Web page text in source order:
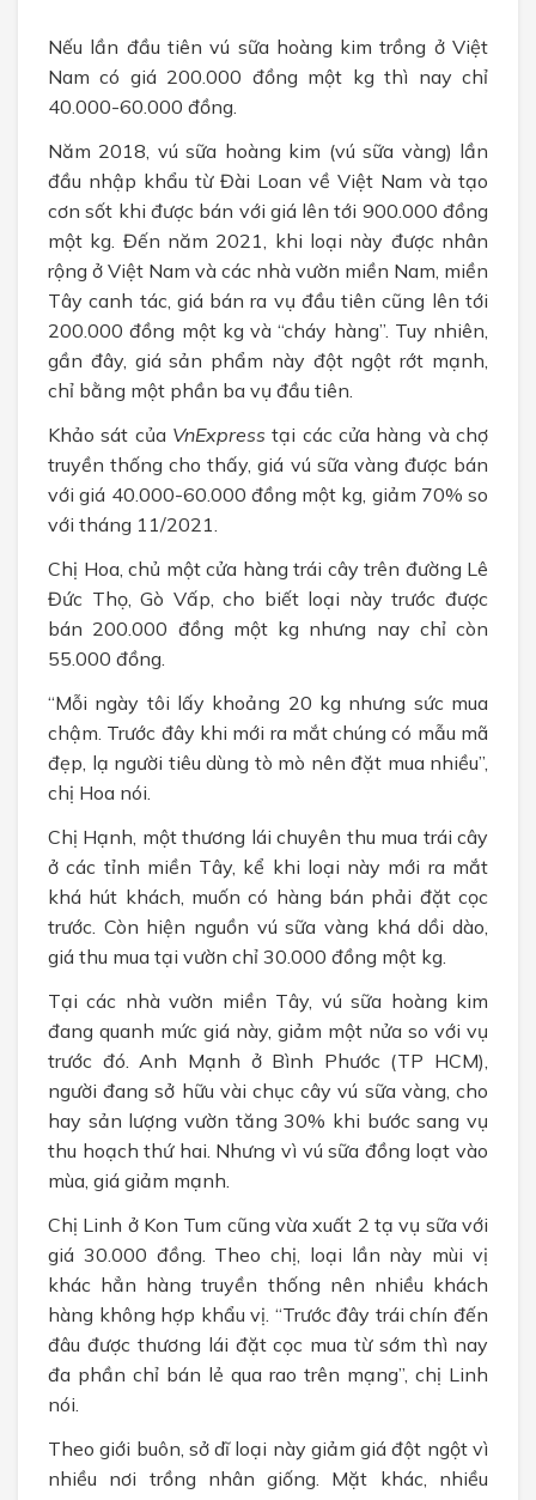
TUYỂN DỤNG
Nếu lần đầu tiên vú sữa hoàng kim trồng ở Việt
Nam có giá 200.000 đồng một kg thì nay chỉ
40.000-60.000 đồng.
Năm 2018, vú sữa hoàng kim (vú sữa vàng) lần
đầu nhập khẩu từ Đài Loan về Việt Nam và tạo
cơn sốt khi được bán với giá lên tới 900.000 đồng
một kg. Đến năm 2021, khi loại này được nhân
rộng ở Việt Nam và các nhà vườn miền Nam, miền
Tây canh tác, giá bán ra vụ đầu tiên cũng lên tới
200.000 đồng một kg và “cháy hàng”. Tuy nhiên,
gần đây, giá sản phẩm này đột ngột rớt mạnh,
chỉ bằng một phần ba vụ đầu tiên.
Khảo sát của VnExpresstại các cửa hàng và chợ
truyền thống cho thấy, giá vú sữa vàng được bán
với giá 40.000-60.000 đồng một kg, giảm 70% so
với tháng 11/2021.
Chị Hoa, chủ một cửa hàng trái cây trên đường Lê
Đức Thọ, Gò Vấp, cho biết loại này trước được
bán 200.000 đồng một kg nhưng nay chỉ còn
55.000 đồng.
“Mỗi ngày tôi lấy khoảng 20 kg nhưng sức mua
chậm. Trước đây khi mới ra mắt chúng có mẫu mã
đẹp, lạ người tiêu dùng tò mò nên đặt mua nhiều”,
chị Hoa nói.
Chị Hạnh, một thương lái chuyên thu mua trái cây
ở các tỉnh miền Tây, kể khi loại này mới ra mắt
khá hút khách, muốn có hàng bán phải đặt cọc
trước. Còn hiện nguồn vú sữa vàng khá dồi dào,
giá thu mua tại vườn chỉ 30.000 đồng một kg.
Tại các nhà vườn miền Tây, vú sữa hoàng kim
đang quanh mức giá này, giảm một nửa so với vụ
trước đó. Anh Mạnh ở Bình Phước (TP HCM),
người đang sở hữu vài chục cây vú sữa vàng, cho
hay sản lượng vườn tăng 30% khi bước sang vụ
thu hoạch thứ hai. Nhưng vì vú sữa đồng loạt vào
mùa, giá giảm mạnh.
Chị Linh ở Kon Tum cũng vừa xuất 2 tạ vụ sữa với
giá 30.000 đồng. Theo chị, loại lần này mùi vị
khác hẳn hàng truyền thống nên nhiều khách
hàng không hợp khẩu vị. “Trước đây trái chín đến
đâu được thương lái đặt cọc mua từ sớm thì nay
đa phần chỉ bán lẻ qua rao trên mạng”, chị Linh
nói.
Theo giới buôn, sở dĩ loại này giảm giá đột ngột vì
nhiều nơi trồng nhân giống. Mặt khác, nhiều